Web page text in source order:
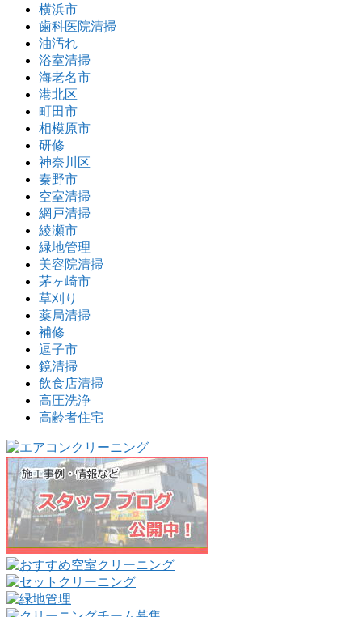
横浜市
歯科医院清掃
油汚れ
浴室清掃
海老名市
港北区
町田市
相模原市
研修
神奈川区
秦野市
空室清掃
網戸清掃
綾瀬市
緑地管理
美容院清掃
茅ヶ崎市
草刈り
薬局清掃
補修
逗子市
鏡清掃
飲食店清掃
高圧洗浄
高齢者住宅